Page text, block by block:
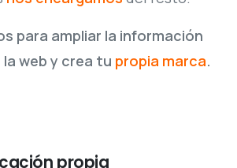
para ampliar la información
web y crea tu propia marca.
propia